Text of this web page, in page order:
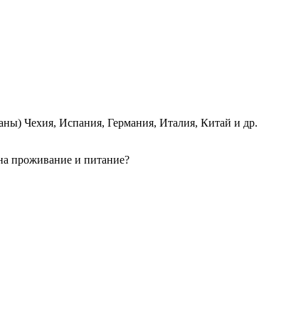
Чехия, Испания, Германия, Италия, Китай и др.
проживание и питание?